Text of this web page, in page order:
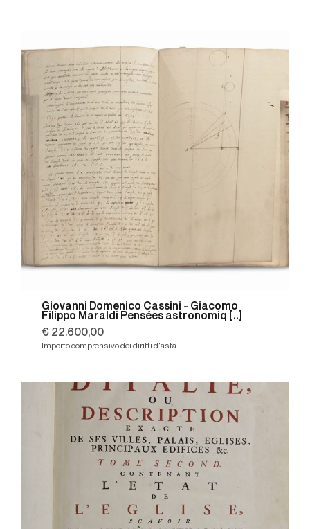
Giovanni Domenico Cassini - Giacomo
Filippo Maraldi Pensées astronomiq [..]
€ 22.600,00
Importo comprensivo dei diritti d'asta